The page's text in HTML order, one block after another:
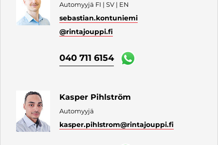
Automyyjä FI | SV | EN
sebastian.kontuniemi
@rintajouppi.fi
040 711 6154
Kasper Pihlström
Automyyjä
kasper.pihlstrom@rintajouppi.fi